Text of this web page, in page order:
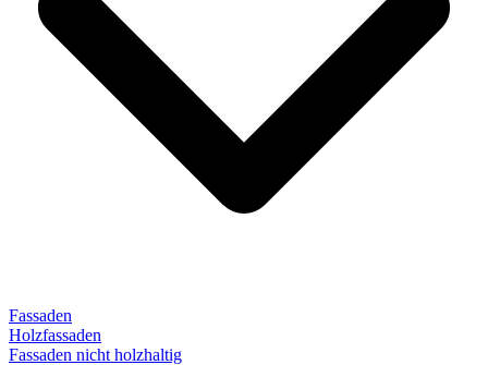
Fassaden
Holzfassaden
Fassaden nicht holzhaltig